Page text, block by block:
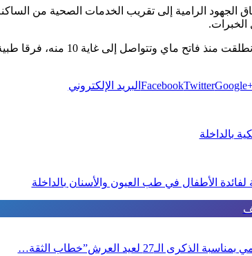
الجهود الرامية إلى تقريب الخدمات الصحية من
الخبرات.
وعبأت هذه الحملة الطبية
FacebookTwitter البريد الإلكتروني
بالداخلة
الـ27 لعيد العرش”خطاب الثقة…